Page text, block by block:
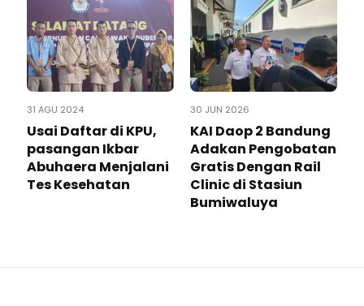
31 AGU 2024
Usai Daftar di KPU,
pasangan Ikbar
Abuhaera Menjalani
Tes Kesehatan
30 JUN 2026
KAI Daop 2 Bandung
Adakan Pengobatan
Gratis Dengan Rail
Clinic di Stasiun
Bumiwaluya